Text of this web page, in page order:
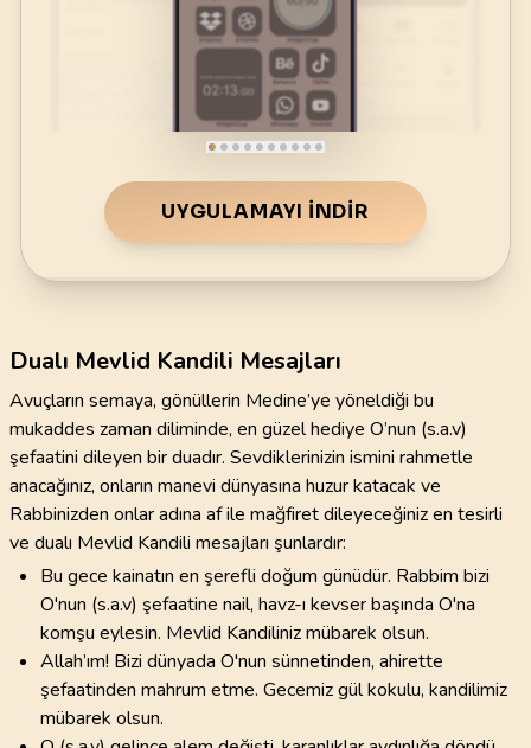
UYGULAMAYI İNDIR
Dualı Mevlid Kandili Mesajları
Avuçların semaya, gönüllerin Medine’ye yöneldiği bu
mukaddes zaman diliminde, en güzel hediye O’nun (s.a.v)
şefaatini dileyen bir duadır. Sevdiklerinizin ismini rahmetle
anacağınız, onların manevi dünyasına huzur katacak ve
Rabbinizden onlar adına af ile mağfiret dileyeceğiniz en tesirli
ve dualı Mevlid Kandili mesajları şunlardır:
Bu gece kainatın en şerefli doğum günüdür. Rabbim bizi
O'nun (s.a.v) şefaatine nail, havz-ı kevser başında O'na
komşu eylesin. Mevlid Kandiliniz mübarek olsun.
Allah’ım! Bizi dünyada O'nun sünnetinden, ahirette
şefaatinden mahrum etme. Gecemiz gül kokulu, kandilimiz
mübarek olsun.